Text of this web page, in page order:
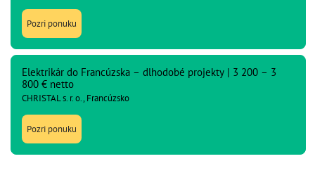
Pozri ponuku
Elektrikár do Francúzska – dlhodobé projekty | 3 200 – 3
800 € netto
CHRISTAL s. r. o., Francúzsko
Pozri ponuku